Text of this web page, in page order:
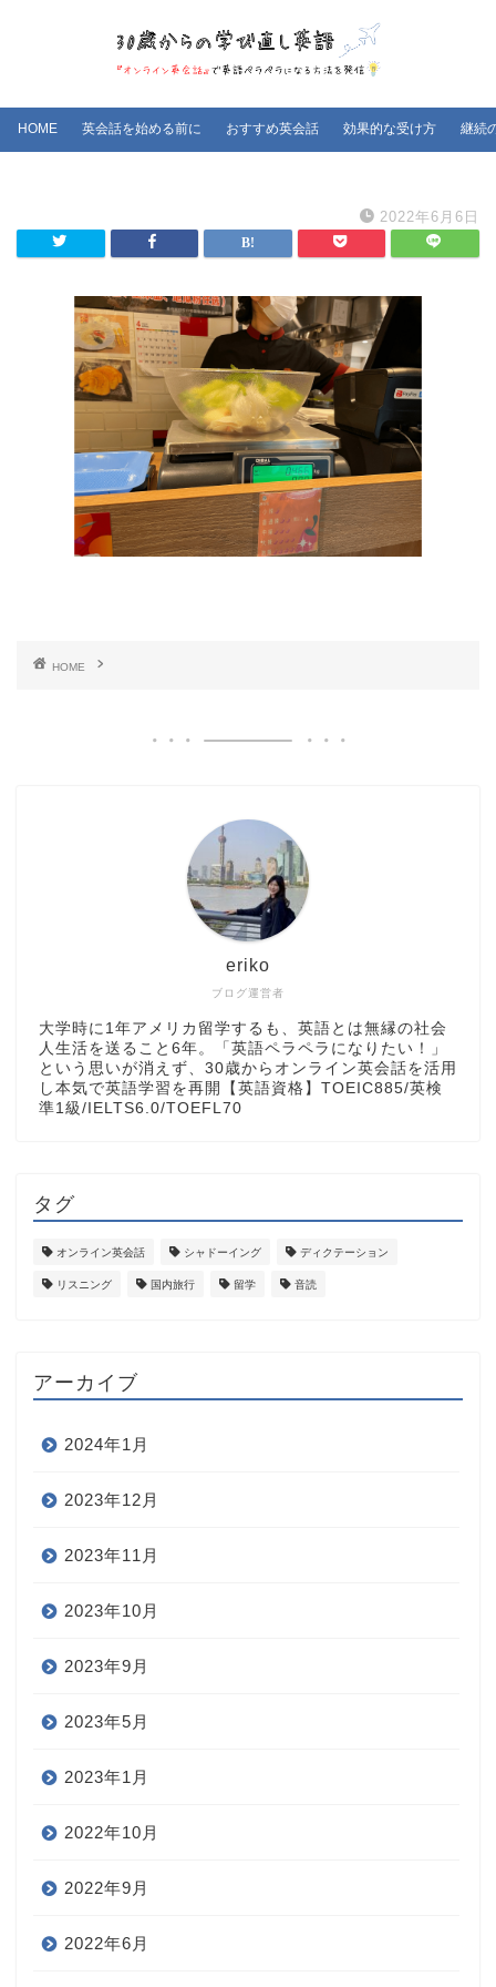
HOME 英会話を始める前に おすすめ英会話 効果的な受け方 継続
2022年6月6日
HOME
ブログ運営者
eriko
大学時に1年アメリカ留学するも、英語とは無縁の社会
人生活を送ること6年。「英語ペラペラになりたい！」
という思いが消えず、30歳からオンライン英会話を活用
し本気で英語学習を再開【英語資格】TOEIC885/英検
準1級/IELTS6.0/TOEFL70
タグ
オンライン英会話 シャドーイング ディクテーション
リスニング 国内旅行 留学 音読
アーカイブ
2024年1月
2023年12月
2023年11月
2023年10月
2023年9月
2023年5月
2023年1月
2022年10月
2022年9月
2022年6月